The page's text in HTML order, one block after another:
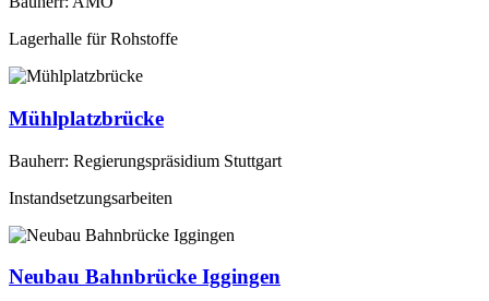
Lagerhalle für Rohstoffe
Mühlplatzbrücke
Bauherr: Regierungspräsidium Stuttgart
Instandsetzungsarbeiten
Neubau Bahnbrücke Iggingen